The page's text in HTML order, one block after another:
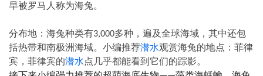
早被罗马人称为海兔。
分布地：海兔种类有3,000多种，遍及全球海域，其中还包
括热带和南极洲海域。小编推荐潜水观赏海兔的地点：菲律
宾，菲律宾的潜水点几乎都能看到它们的踪影。